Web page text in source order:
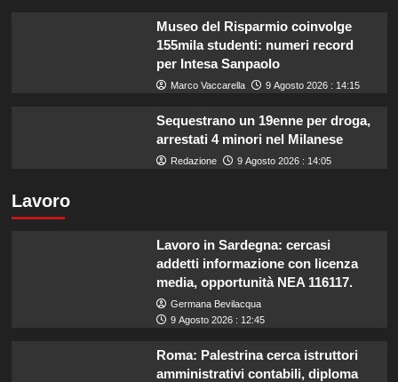
Museo del Risparmio coinvolge
155mila studenti: numeri record
per Intesa Sanpaolo
Marco Vaccarella 9 Agosto 2026 : 14:15
Sequestrano un 19enne per droga,
arrestati 4 minori nel Milanese
Redazione 9 Agosto 2026 : 14:05
Lavoro
Lavoro in Sardegna: cercasi
addetti informazione con licenza
media, opportunità NEA 116117.
Germana Bevilacqua
9 Agosto 2026 : 12:45
Roma: Palestrina cerca istruttori
amministrativi contabili, diploma